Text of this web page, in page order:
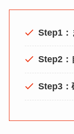
Step1：
Step2：
Step3：